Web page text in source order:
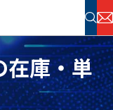
検索
在庫・単